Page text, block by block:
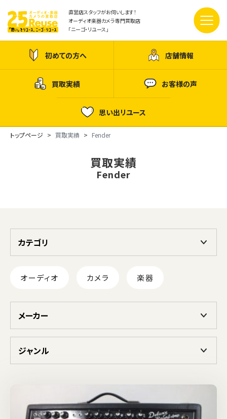
直営店スタッフがお伺いします！
オーディオ楽器カメラ専門買取店
「ニーゴ・リユース」
初めての方へ 店舗情報
買取実績 お客様の声
思い出リユース
トップページ 買取実績 Fender
買取実績
Fender
カテゴリ
オーディオ カメラ 楽器
メーカー
ジャンル